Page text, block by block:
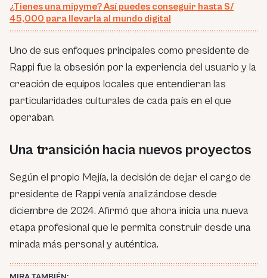
¿Tienes una mipyme? Así puedes conseguir hasta S/
45,000 para llevarla al mundo digital
Uno de sus enfoques principales como presidente de
Rappi fue la obsesión por la experiencia del usuario y la
creación de equipos locales que entendieran las
particularidades culturales de cada país en el que
operaban.
Una transición hacia nuevos proyectos
Según el propio Mejía, la decisión de dejar el cargo de
presidente de Rappi venía analizándose desde
diciembre de 2024. Afirmó que ahora inicia una nueva
etapa profesional que le permita construir desde una
mirada más personal y auténtica.